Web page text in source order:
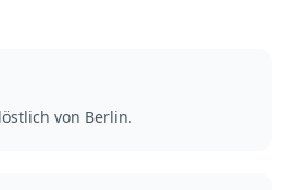
von Berlin.